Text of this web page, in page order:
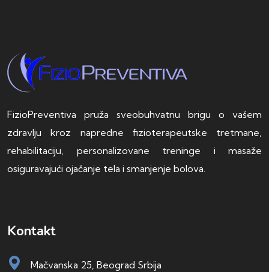
FizioPreventiva pruža sveobuhvatnu brigu o vašem
zdravlju kroz napredne fizioterapeutske tretmane,
rehabilitaciju, personalizovane treninge i masaže
osiguravajući ojačanje tela i smanjenje bolova.
Kontakt
Mačvanska 25, Beograd Srbija